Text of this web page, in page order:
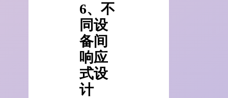
6、不
同设
备间
响应
式设
计